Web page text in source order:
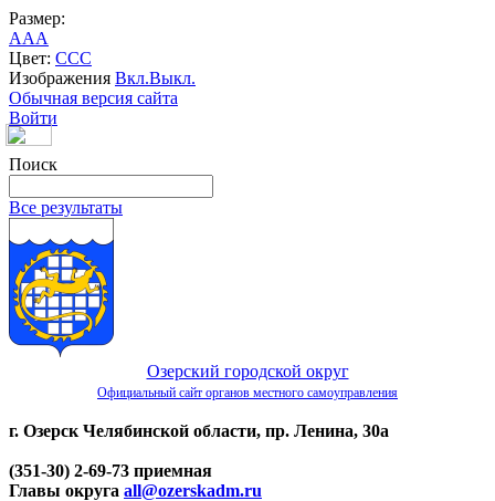
Размер:
AAA
Цвет: CCC
Изображения Вкл.Выкл.
Обычная версия сайта
Войти
Поиск
Все результаты
Озерский городской округ
Официальный сайт органов местного самоуправления
г. Озерск Челябинской области, пр. Ленина, 30а
(351-30) 2-69-73 приемная
Главы округа all@ozerskadm.ru